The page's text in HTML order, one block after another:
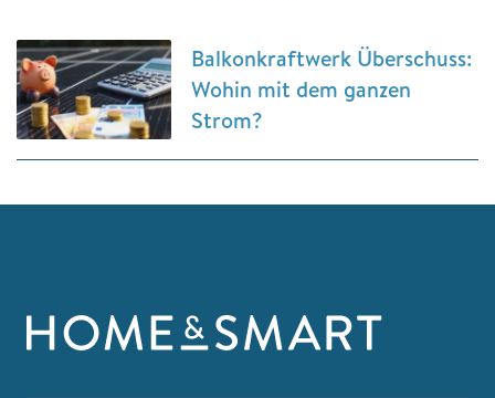
Balkonkraftwerk Überschuss:
Wohin mit dem ganzen
Strom?